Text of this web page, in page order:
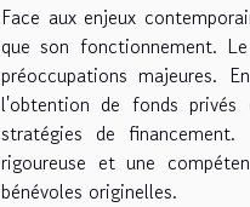
Face aux enjeux
que son fonctionnement.
préoccupations majeures.
l'obtention de fonds privés
stratégies de financement.
rigoureuse et une
bénévoles originelles.